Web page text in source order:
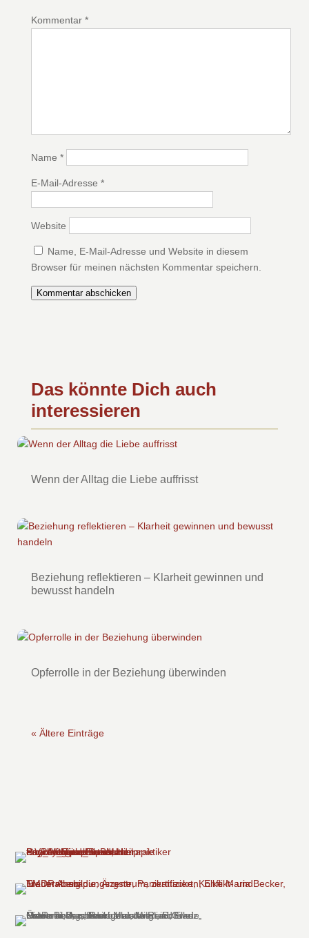
Kommentar *
Name *
E-Mail-Adresse *
Website
Name, E-Mail-Adresse und Website in diesem
Browser für meinen nächsten Kommentar speichern.
Kommentar abschicken
Das könnte Dich auch
interessieren
Wenn der Alltag die Liebe auffrisst
Beziehung reflektieren – Klarheit gewinnen und
bewusst handeln
Opferrolle in der Beziehung überwinden
« Ältere Einträge